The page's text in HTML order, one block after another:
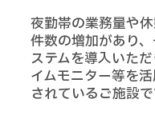
夜勤帯の業務量や
件数の増加があり
ステムを導入いた
イムモニター等を
されているご施設で